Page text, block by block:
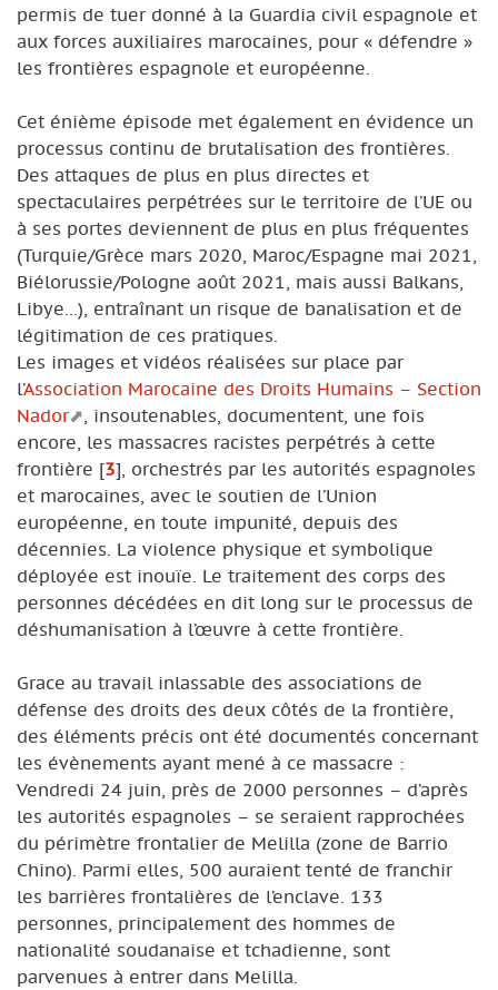
permis de tuer donné à la Guardia civil espagnole et
aux forces auxiliaires marocaines, pour « défendre »
les frontières espagnole et européenne.
Cet énième épisode met également en évidence un
processus continu de brutalisation des frontières.
Des attaques de plus en plus directes et
spectaculaires perpétrées sur le territoire de l’UE ou
à ses portes deviennent de plus en plus fréquentes
(Turquie/Grèce mars 2020, Maroc/Espagne mai 2021,
Biélorussie/Pologne août 2021, mais aussi Balkans,
Libye...), entraînant un risque de banalisation et de
légitimation de ces pratiques.
Les images et vidéos réalisées sur place par
l’Association Marocaine des Droits Humains – Section
Nador
, insoutenables, documentent, une fois
encore, les massacres racistes perpétrés à cette
frontière [3] , orchestrés par les autorités espagnoles
et marocaines, avec le soutien de l’Union
européenne, en toute impunité, depuis des
décennies. La violence physique et symbolique
déployée est inouïe. Le traitement des corps des
personnes décédées en dit long sur le processus de
déshumanisation à l’œuvre à cette frontière.
Grace au travail inlassable des associations de
défense des droits des deux côtés de la frontière,
des éléments précis ont été documentés concernant
les évènements ayant mené à ce massacre :
Vendredi 24 juin, près de 2000 personnes – d’après
les autorités espagnoles – se seraient rapprochées
du périmètre frontalier de Melilla (zone de Barrio
Chino). Parmi elles, 500 auraient tenté de franchir
les barrières frontalières de l’enclave. 133
personnes, principalement des hommes de
nationalité soudanaise et tchadienne, sont
parvenues à entrer dans Melilla.